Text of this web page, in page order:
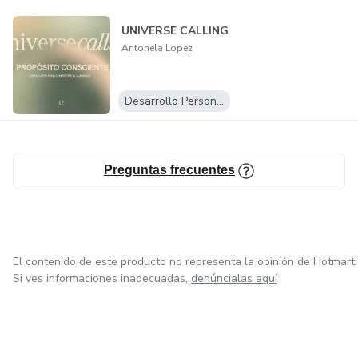
UNIVERSE CALLING
Antonela Lopez
Desarrollo Personal
Preguntas frecuentes
El contenido de este producto no representa la opinión de Hotmart.
Si ves informaciones inadecuadas, denúncialas aquí